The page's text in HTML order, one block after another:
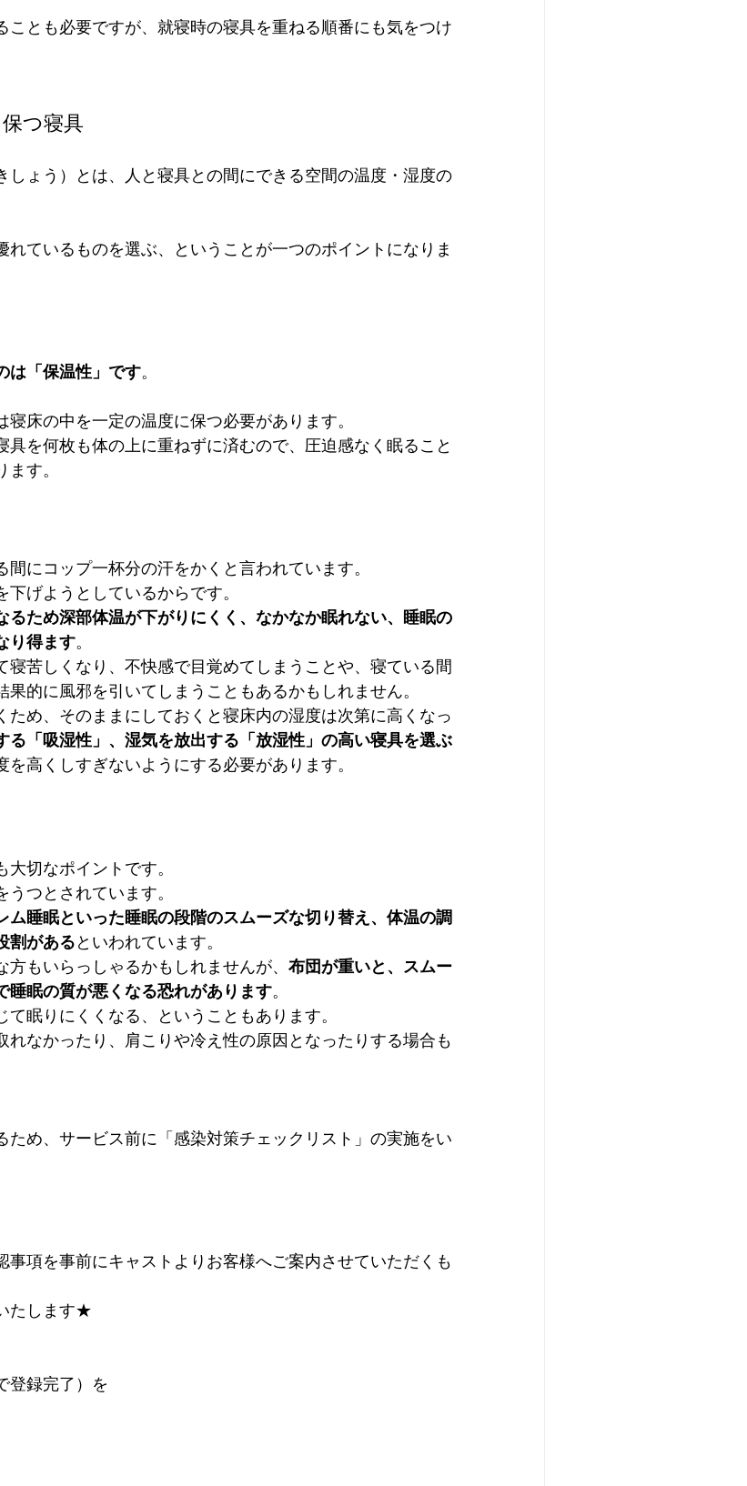
ことも必要ですが、就寝時の寝具を重ねる順番にも気をつけ
つ寝具
しょう）とは、人と寝具との間にできる空間の温度・湿度の
ているものを選ぶ、ということが一つのポイントになりま
は「保温性」です。
床の中を一定の温度に保つ必要があります。
具を何枚も体の上に重ねずに済むので、圧迫感なく眠ること
す。
にコップ一杯分の汗をかくと言われています。
げようとしているからです。
るため深部体温が下がりにくく、なかなか眠れない、睡眠の
り得ます。
寝苦しくなり、不快感で目覚めてしまうことや、寝ている間
的に風邪を引いてしまうこともあるかもしれません。
ため、そのままにしておくと寝床内の湿度は次第に高くなっ
る「吸湿性」、湿気を放出する「放湿性」の高い寝具を選ぶ
を高くしすぎないようにする必要があります。
切なポイントです。
つとされています。
ム睡眠といった睡眠の段階のスムーズな切り替え、体温の調
割があるといわれています。
もいらっしゃるかもしれませんが、 布団が重いと、スムー
睡眠の質が悪くなる恐れがあります。
眠りにくくなる、ということもあります。
れなかったり、肩こりや冷え性の原因となったりする場合も
め、サービス前に﻿「感染対策チェックリスト」﻿の実施をい
事項を事前にキャストよりお客様へご案内させていただくも
たします★
登録完了）を